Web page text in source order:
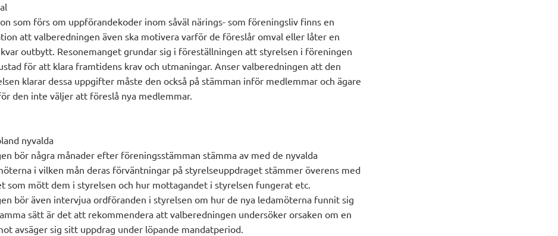
som förs om uppförandekoder inom såväl närings- som föreningsliv finns en
att valberedningen även ska motivera varför de föreslår omval eller låter en
outbytt. Resonemanget grundar sig i föreställningen att styrelsen i föreningen
för att klara framtidens krav och utmaningar. Anser valberedningen att den
klarar dessa uppgifter måste den också på stämman inför medlemmar och ägare
den inte väljer att föreslå nya medlemmar.
nyvalda
bör några månader efter föreningsstämman stämma av med de nyvalda
i vilken mån deras förväntningar på styrelseuppdraget stämmer överens med
som mött dem i styrelsen och hur mottagandet i styrelsen fungerat etc.
bör även intervjua ordföranden i styrelsen om hur de nya ledamöterna funnit sig
sätt är det att rekommendera att valberedningen undersöker orsaken om en
avsäger sig sitt uppdrag under löpande mandatperiod.